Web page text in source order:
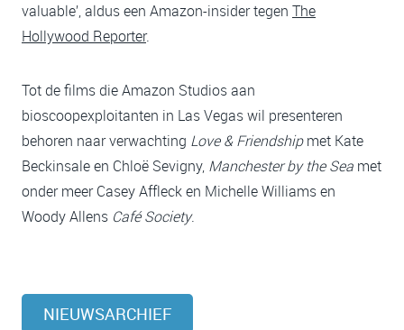
valuable’, aldus een Amazon-insider tegen The
Hollywood Reporter.
Tot de films die Amazon Studios aan
bioscoopexploitanten in Las Vegas wil presenteren
behoren naar verwachting Love & Friendshipmet Kate
Beckinsale en Chloë Sevigny, Manchester by the Sea met
onder meer Casey Affleck en Michelle Williams en
Woody Allens Café Society.
NIEUWSARCHIEF